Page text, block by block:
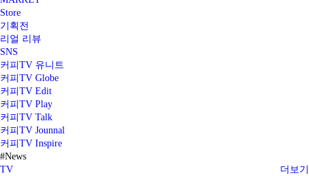
Store
기획전
리얼 리뷰
SNS
커피TV 유니트
커피TV Globe
커피TV Edit
커피TV Play
커피TV Talk
커피TV Jounnal
커피TV Inspire
#News
TV
더보기